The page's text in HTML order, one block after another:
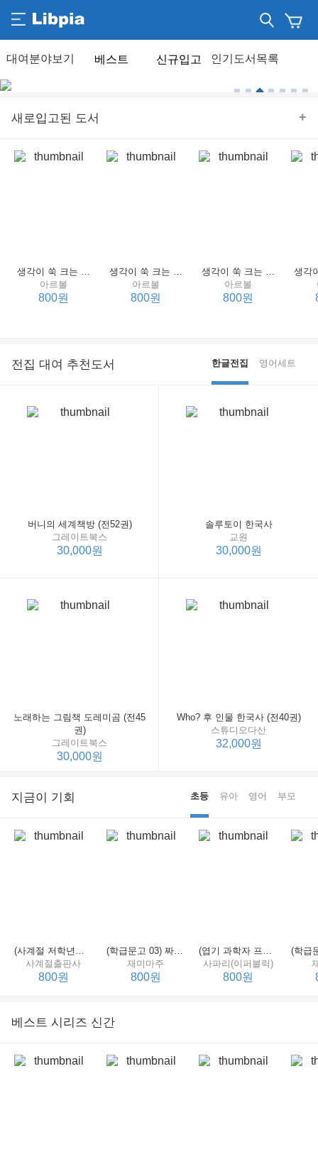
베스트 신규입고
새로입고된 도서 +
생각이 쑥 크는 세계 명작 4 : 언어 편
아르볼
800원
생각이 쑥 크는 세계 명작 3 : 언어 편
아르볼
800원
생각이 쑥 크는 세계 명작 2 : 언어 편
아르볼
800원
전집 대여 추천도서 한글전집 영어세트
버니의 세계책방 (전52권)
그레이트북스
30,000원
솔루토이 한국사
교원
30,000원
노래하는 그림책 도레미곰 (전45
권)
그레이트북스
30,000원
Who? 후 인물 한국사 (전40권)
스튜디오다산
32,000원
지금이 기회 초등 유아 영어 부모
(사계절 저학년문고 21) 선생님은 모르는 게 너무 많아
사계절출판사
800원
(학급문고 03) 짜장 짬뽕 탕수육
재미마주
800원
(엽기 과학자 프래니 01) 도시락 괴물이 나타났다
사파리(이퍼블릭)
800원
베스트 시리즈 신간